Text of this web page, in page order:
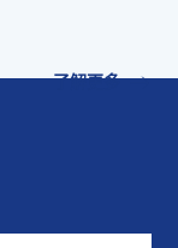
了解更多